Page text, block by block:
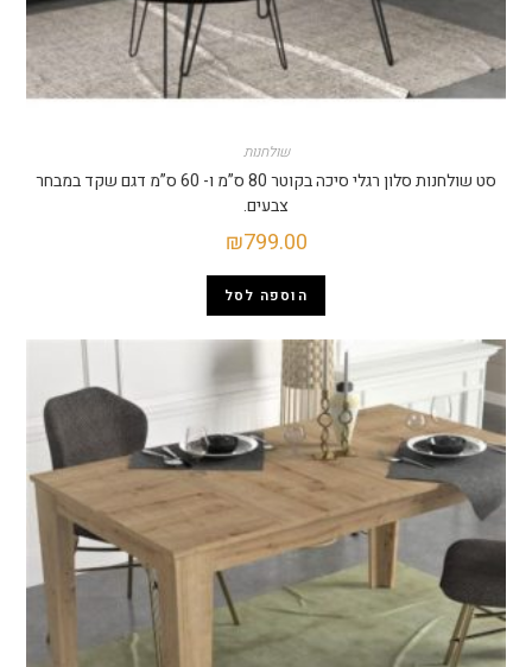
שולחנות
סט שולחנות סלון רגלי סיכה בקוטר 80 ס”מ ו- 60 ס”מ דגם שקד במבחר
צבעים.
₪799.00
הוספה לסל